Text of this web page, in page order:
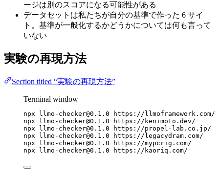
ージは別のスコアになる可能性がある
データセットは私たちが自分の基準で作った 6 サイ
ト。基準が一般化するかどうかについては何も言って
いない
実験の再現方法
Section titled “実験の再現方法”
Terminal window
npx llmo-checker@0.1.0
https://llmoframework.com/
npx
llmo-checker@0.1.0
https://kenimoto.dev/
npx
llmo-checker@0.1.0
https://propel-lab.co.jp/
npx
llmo-checker@0.1.0
https://legacydram.com/
npx
llmo-checker@0.1.0
https://mypcrig.com/
npx
llmo-checker@0.1.0 https://kaoriq.com/